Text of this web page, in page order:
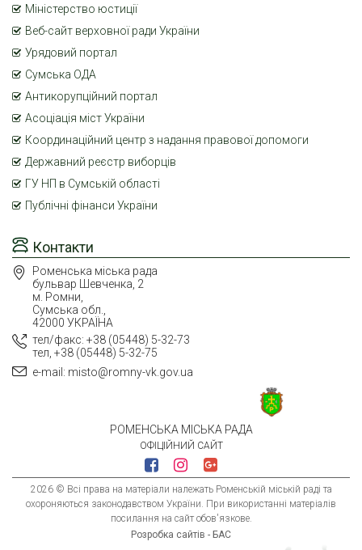
РОМЕНСЬКА МІСЬКА РАДА
ОФІЦІЙНИЙ САЙТ
2026 © Всі права на матеріали належать Роменській міській раді та
охороняються законодавством України. При використанні матеріалів
посилання на сайт обов'язкове.
Розробка сайтів - БАС
Контакти
Роменська міська рада
бульвар Шевченка, 2
м. Ромни,
Сумська обл.,
42000 УКРАЇНА
тел/факс: +38 (05448) 5-32-73
тел, +38 (05448) 5-32-75
e-mail: misto@romny-vk.gov.ua
Міністерство юстиції
Веб-сайт верховної ради України
Урядовий портал
Сумська ОДА
Антикорупційний портал
Асоціація міст України
Координаційний центр з надання правової допомоги
Державний реєстр виборців
ГУ НП в Сумській області
Публічні фінанси України